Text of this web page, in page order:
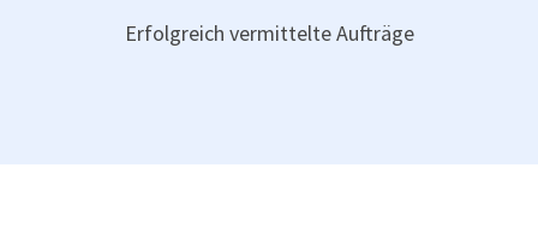
Erfolgreich vermittelte Aufträge